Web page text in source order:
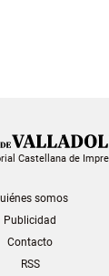
Castellana de
somos
Publicidad
Contacto
RSS